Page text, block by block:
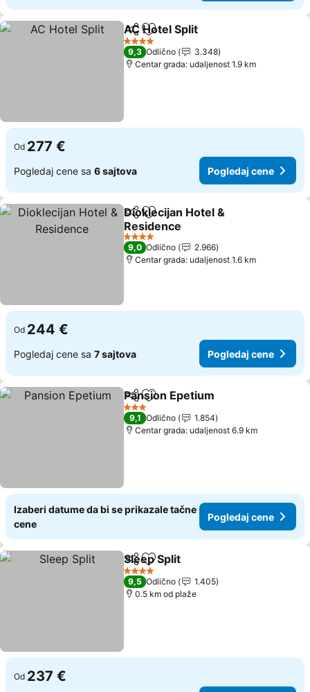
Deli Dodati u favorite
AC Hotel Split
4 Zvezdice
9,3 Odlično
3.348
Centar grada: udaljenost 1.9 km
Od 277 €
Pogledaj cene sa 6 sajtova Pogledaj cene
Deli Dodati u favorite
Dioklecijan Hotel &
Residence
4 Zvezdice
9,0 Odlično
2.966
Centar grada: udaljenost 1.6 km
Od 244 €
Pogledaj cene sa 7 sajtova Pogledaj cene
Deli Dodati u favorite
Pansion Epetium
3 Zvezdice
9,1 Odlično
1.854
Centar grada: udaljenost 6.9 km
Izaberi datume da bi se prikazale tačne
cene
Pogledaj cene
Deli Dodati u favorite
Sleep Split
4 Zvezdice
9,5 Odlično
1.405
0.5 km od plaže
Od 237 €